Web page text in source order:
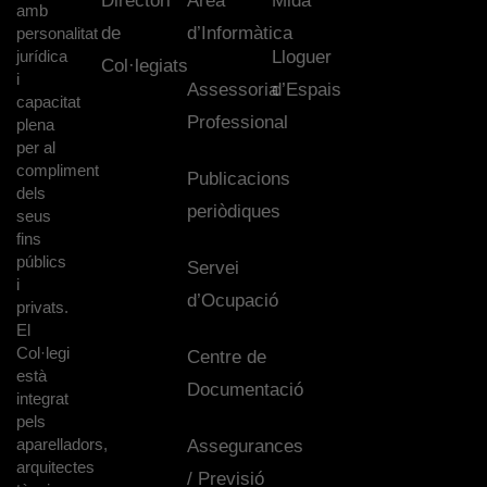
amb
personalitat
jurídica
i
capacitat
plena
per al
compliment
dels
seus
fins
públics
i
privats.
El
Col·legi
està
integrat
pels
aparelladors,
arquitectes
de
Col·legiats
d’Informàtica
Assessoria
Professional
Publicacions
periòdiques
Servei
d’Ocupació
Centre de
Documentació
Assegurances
/ Previsió
Lloguer
d’Espais